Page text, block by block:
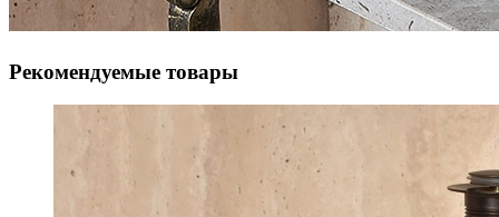
Рекомендуемые товары